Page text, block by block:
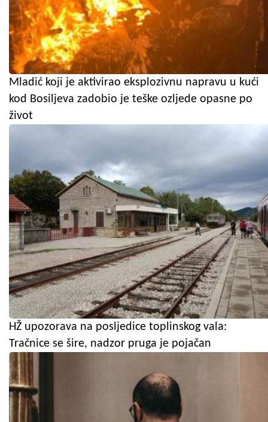
Mladić koji je aktivirao eksplozivnu napravu u kući
kod Bosiljeva zadobio je teške ozljede opasne po
život
HŽ upozorava na posljedice toplinskog vala:
Tračnice se šire, nadzor pruga je pojačan